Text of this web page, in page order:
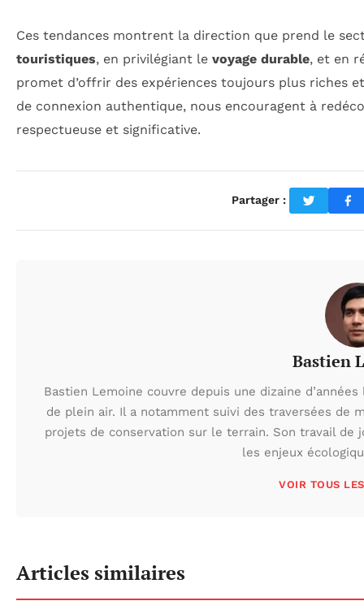
Ces tendances montrent la direction que prend le
touristiques, en privilégiant le voyage durable, et en
promet d’offrir des expériences toujours plus riches
de connexion authentique, nous encouragent à
respectueuse et significative.
Partager :
Bastien
Bastien Lemoine couvre depuis une dizaine
de plein air. Il a notamment suivi des traversées de
projets de conservation sur le terrain. Son travail de
les enjeux
VOIR TOUS
Articles similaires